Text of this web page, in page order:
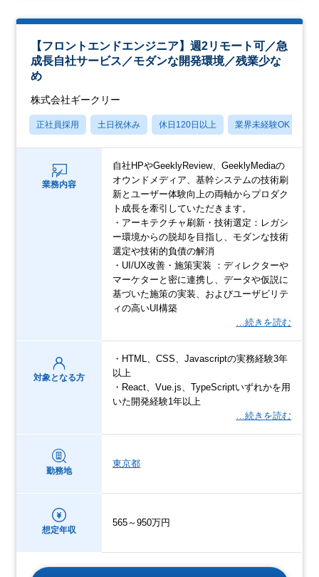
【フロントエンドエンジニア】週2リモート可／急
成長自社サービス／モダンな開発環境／残業少な
め
株式会社ギークリー
正社員採用 土日祝休み 休日120日以上 業界未経験OK
業務内容
自社HPやGeeklyReview、GeeklyMediaの
オウンドメディア、基幹システムの技術刷
新とユーザー体験向上の両軸からプロダク
ト成長を牽引していただきます。
・アーキテクチャ刷新・技術選定：レガシ
ー環境からの脱却を目指し、モダンな技術
選定や技術的負債の解消
・UI/UX改善・施策実装 ：ディレクターや
マーケターと密に連携し、データや仮説に
基づいた施策の実装、およびユーザビリテ
ィの高いUI構築
…続きを読む
対象となる方
・HTML、CSS、Javascriptの実務経験3年
以上
・React、Vue.js、TypeScriptいずれかを用
いた開発経験1年以上
…続きを読む
勤務地
東京都
想定年収
565～950万円